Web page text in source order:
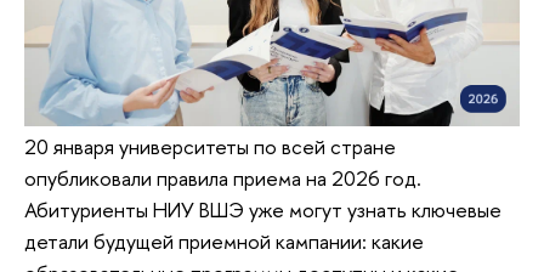
20 января университеты по всей стране
опубликовали правила приема на 2026 год.
Абитуриенты НИУ ВШЭ уже могут узнать ключевые
детали будущей приемной кампании: какие